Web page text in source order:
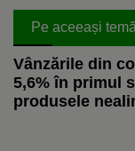
Pe aceeași temă
Vânzările din
5,6% în primul
produsele